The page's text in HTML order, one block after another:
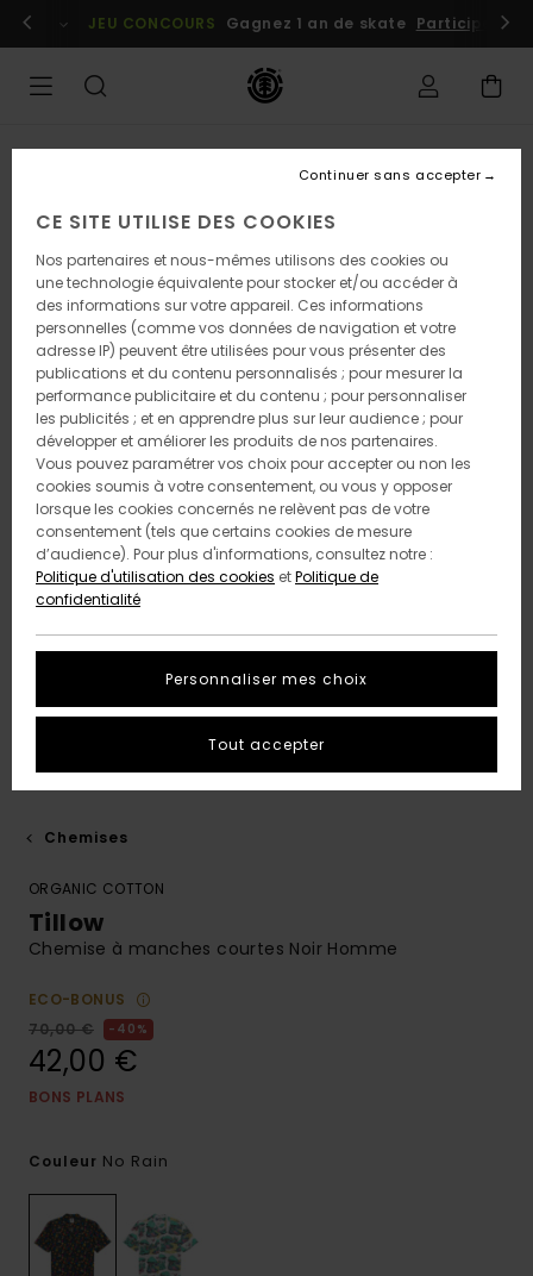
l'information
Se connecter / s'inscrire
JEU CONCOURS Gagnez 1 an de skate Participez
Chemises
ORGANIC COTTON
Tillow
Chemise à manches courtes Noir Homme
ECO-BONUS
70,00 €
40%
42,00 €
BONS PLANS
Couleur No Rain
CE SITE UTILISE DES COOKIES
Nos partenaires et nous-mêmes utilisons des cookies ou
une technologie équivalente pour stocker et/ou accéder à
des informations sur votre appareil. Ces informations
personnelles (comme vos données de navigation et votre
adresse IP) peuvent être utilisées pour vous présenter des
publications et du contenu personnalisés ; pour mesurer la
performance publicitaire et du contenu ; pour personnaliser
les publicités ; et en apprendre plus sur leur audience ; pour
développer et améliorer les produits de nos partenaires.
Vous pouvez paramétrer vos choix pour accepter ou non les
cookies soumis à votre consentement, ou vous y opposer
lorsque les cookies concernés ne relèvent pas de votre
consentement (tels que certains cookies de mesure
d’audience). Pour plus d'informations, consultez notre :
Politique d'utilisation des cookies etPolitique de
confidentialité
Personnaliser mes choix
Continuer sans accepter
Tout accepter